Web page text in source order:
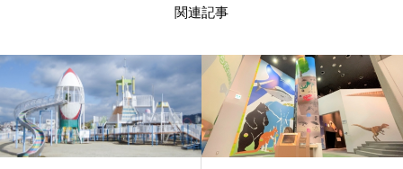
関連記事